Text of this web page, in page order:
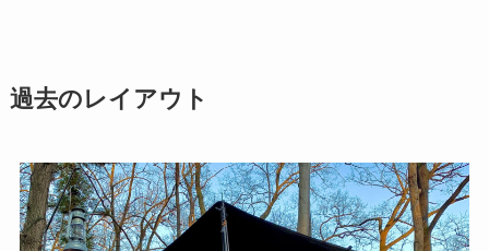
過去のレイアウト